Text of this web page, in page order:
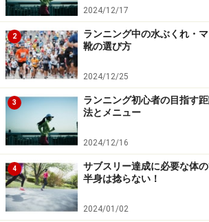
新田さんオリジナル作成の「チェストプ
ー」。大胸筋を発達させるマシンに似て
を広げて柔軟な筋肉を作るマシーンだ
一般的なジムのマシンでいうと、大胸
クトラルフライに似た形をしています
います。これ、実は背中側の広背筋や
かつ可動域を広げて柔軟な筋肉を作るマ
この種のマシンは一般的に手を体の前
使用しますが、このマシンの場合、手
れます。すると胸郭が開き、腕の振り
2024/12/17
2
ランニング中の水ぶくれ・
靴の選び方
2024/12/25
3
ランニング初心者の目指す
法とメニュー
2024/12/16
4
サブスリー達成に必要な体
半身は捻らない！
2024/01/02